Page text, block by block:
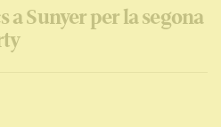
Sunyer per la segona